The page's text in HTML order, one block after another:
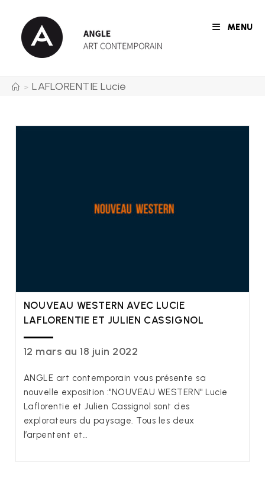
content
MENU
> LAFLORENTIE Lucie
NOUVEAU WESTERN AVEC LUCIE
LAFLORENTIE ET JULIEN CASSIGNOL
12 mars au 18 juin 2022
ANGLE art contemporain vous présente sa
nouvelle exposition :"NOUVEAU WESTERN" Lucie
Laflorentie et Julien Cassignol sont des
explorateurs du paysage. Tous les deux
l’arpentent et…